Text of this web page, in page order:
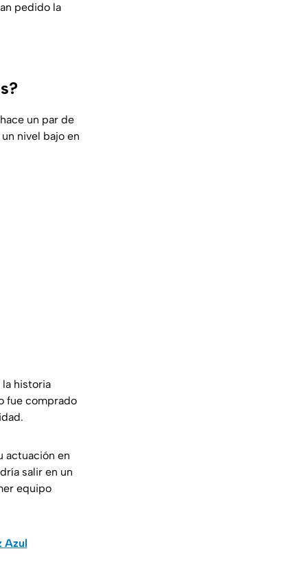
pedido la
un par de
nivel bajo en
historia
fue comprado
actuación en
salir en un
equipo
Azul